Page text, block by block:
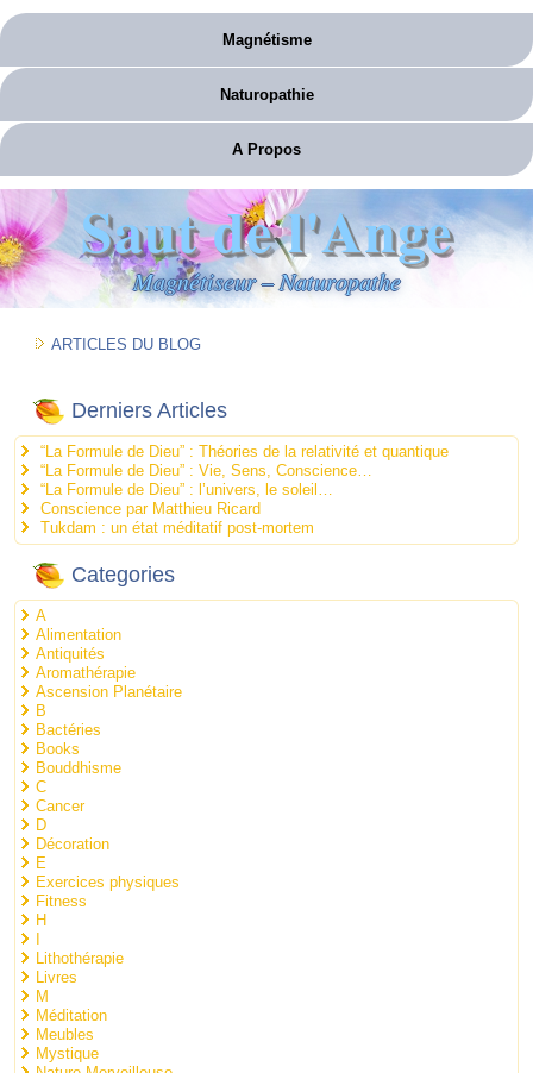
Magnétisme
Naturopathie
A Propos
Saut de l'Ange
Magnétiseur – Naturopathe
ARTICLES DU BLOG
Derniers Articles
“La Formule de Dieu” : Théories de la relativité et quantique
“La Formule de Dieu” : Vie, Sens, Conscience…
“La Formule de Dieu” : l’univers, le soleil…
Conscience par Matthieu Ricard
Tukdam : un état méditatif post-mortem
Categories
A
Alimentation
Antiquités
Aromathérapie
Ascension Planétaire
B
Bactéries
Books
Bouddhisme
C
Cancer
D
Décoration
E
Exercices physiques
Fitness
H
Lithothérapie
Livres
M
Méditation
Meubles
Mystique